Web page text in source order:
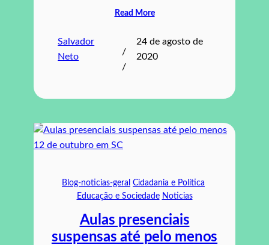
Read More
Salvador
Neto
/
/
24 de agosto de
2020
Blog-noticias-geral Cidadania e Política
Educação e Sociedade Noticias
Aulas presenciais
suspensas até pelo menos